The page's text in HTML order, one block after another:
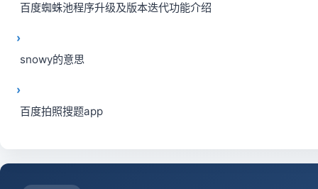
百度蜘蛛池程序升级及版本迭代功能介绍
snowy的意思
百度拍照搜题app